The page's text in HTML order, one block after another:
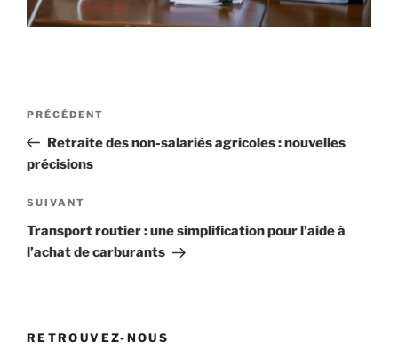
Navigation
l’article
Article
précédent
PRÉCÉDENT
Retraite des non-salariés agricoles : nouvelles
précisions
Article
suivant
SUIVANT
Transport routier : une simplification pour l’aide à
l’achat de carburants
RETROUVEZ-NOUS